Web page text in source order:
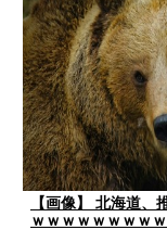
【画像】 北海道、
ｗｗｗｗｗｗｗｗ